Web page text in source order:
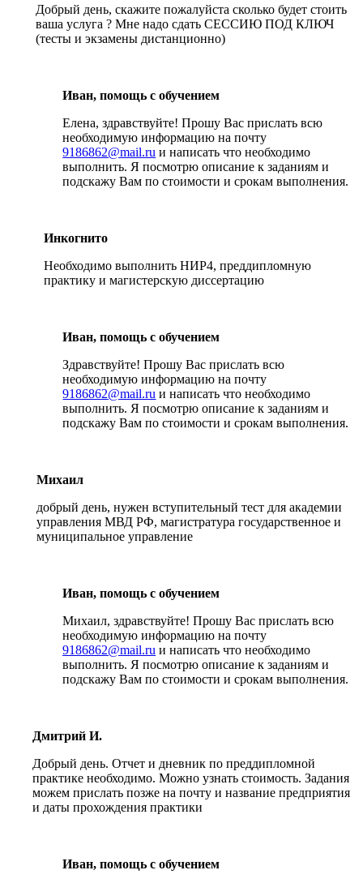
Добрый день, скажите пожалуйста сколько будет стоить
ваша услуга ? Мне надо сдать СЕССИЮ ПОД КЛЮЧ
(тесты и экзамены дистанционно)
Иван, помощь с обучением
Елена, здравствуйте! Прошу Вас прислать всю
необходимую информацию на почту
9186862@mail.ru и написать что необходимо
выполнить. Я посмотрю описание к заданиям и
подскажу Вам по стоимости и срокам выполнения.
Инкогнито
Необходимо выполнить НИР4, преддипломную
практику и магистерскую диссертацию
Иван, помощь с обучением
Здравствуйте! Прошу Вас прислать всю
необходимую информацию на почту
9186862@mail.ru и написать что необходимо
выполнить. Я посмотрю описание к заданиям и
подскажу Вам по стоимости и срокам выполнения.
Михаил
добрый день, нужен вступительный тест для академии
управления МВД РФ, магистратура государственное и
муниципальное управление
Иван, помощь с обучением
Михаил, здравствуйте! Прошу Вас прислать всю
необходимую информацию на почту
9186862@mail.ru и написать что необходимо
выполнить. Я посмотрю описание к заданиям и
подскажу Вам по стоимости и срокам выполнения.
Дмитрий И.
Добрый день. Отчет и дневник по преддипломной
практике необходимо. Можно узнать стоимость. Задания
можем прислать позже на почту и название предприятия
и даты прохождения практики
Иван, помощь с обучением